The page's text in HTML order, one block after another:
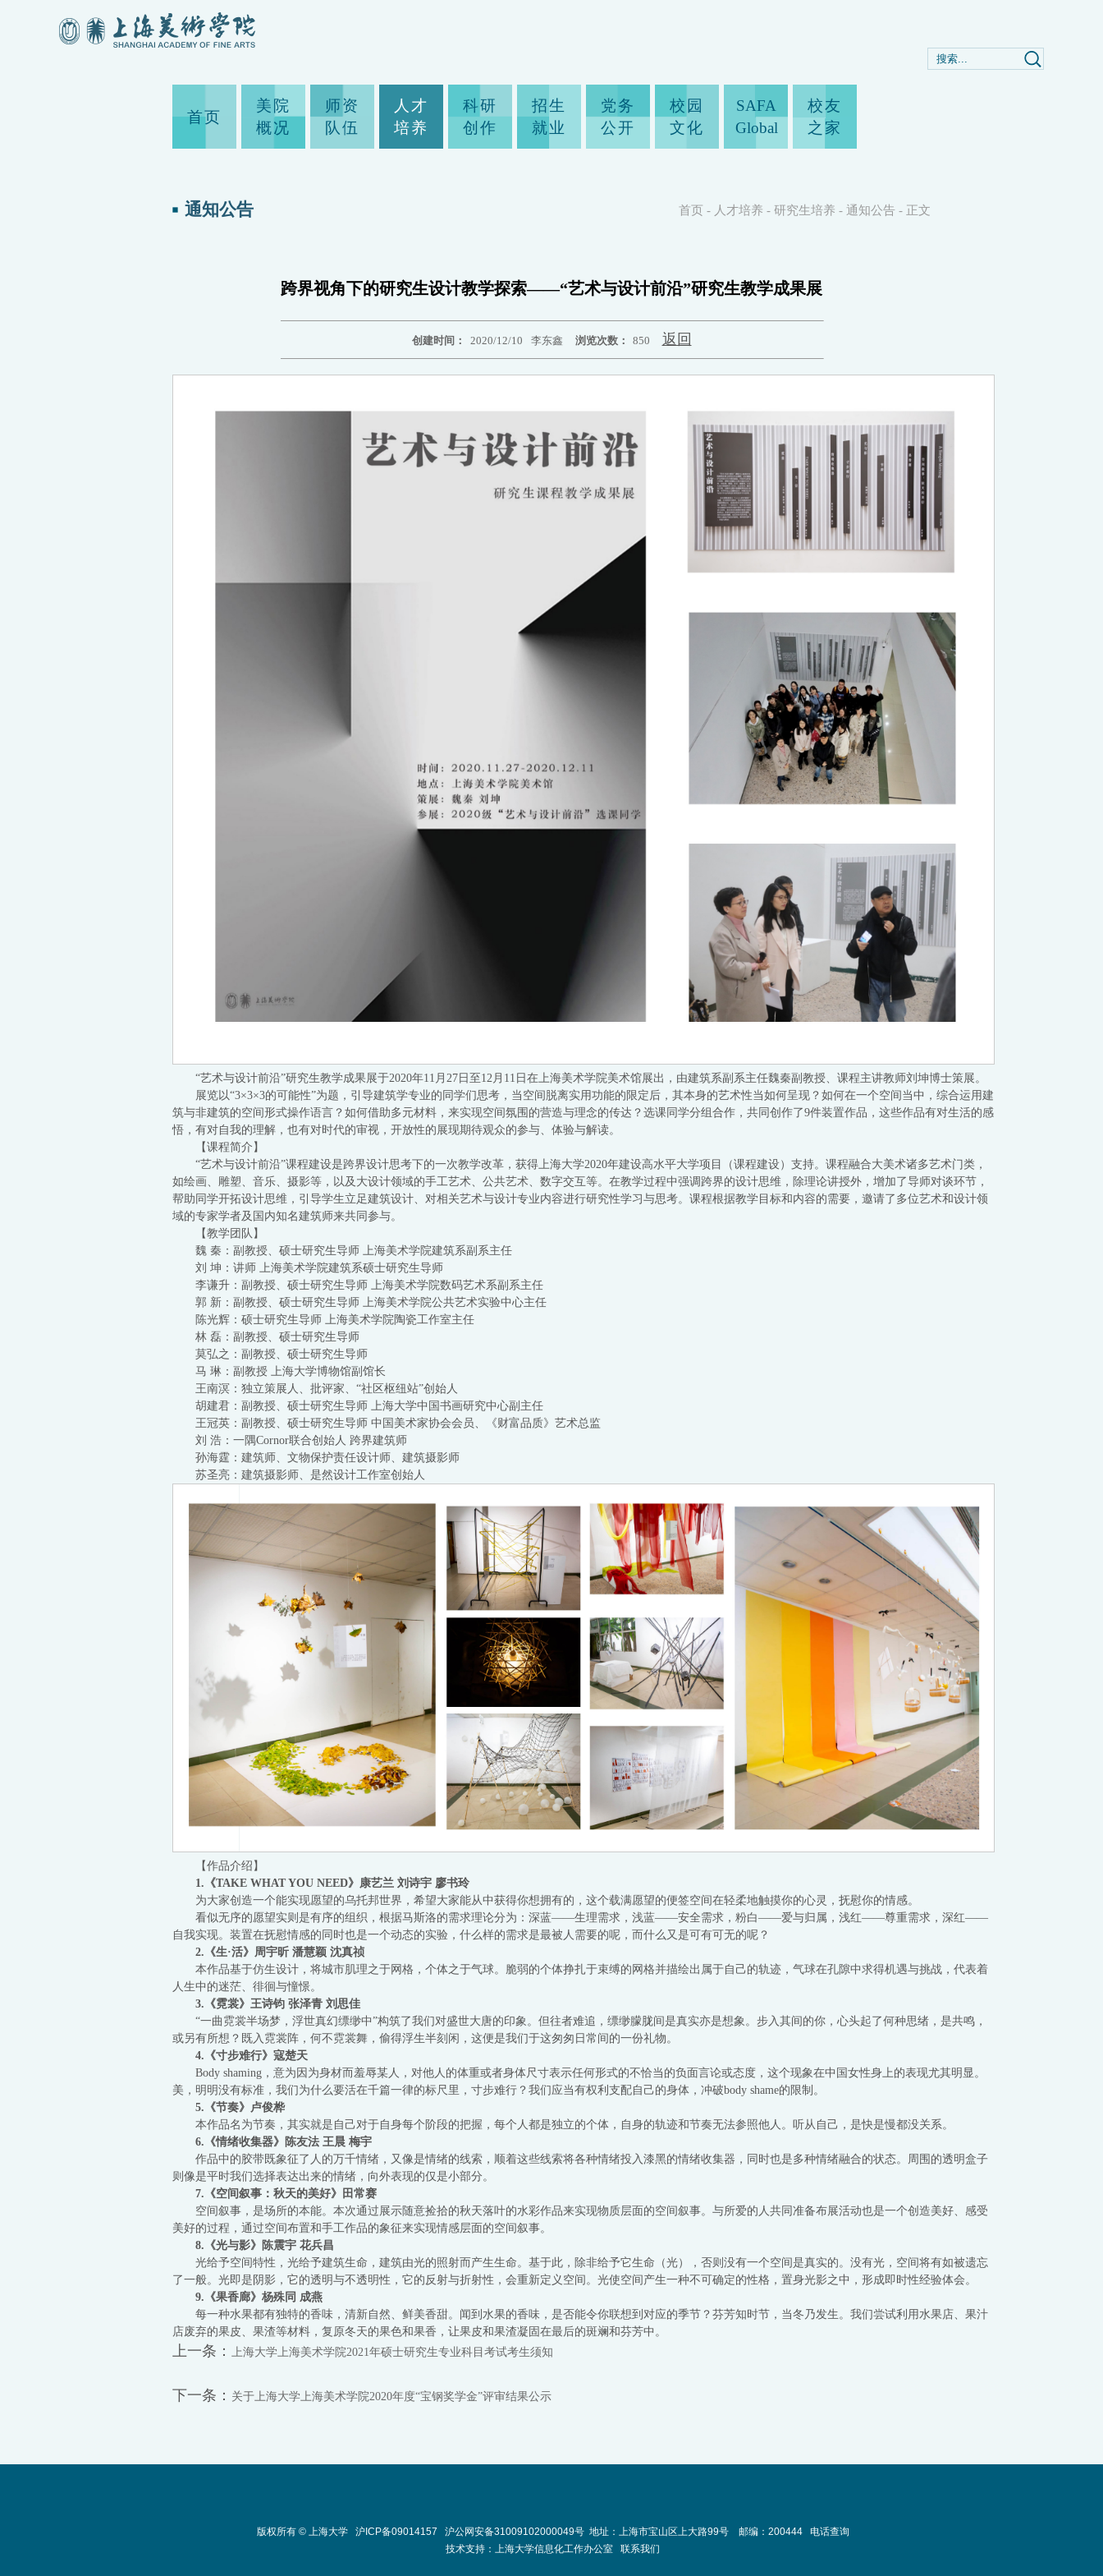
首页
美院
概况
师资
队伍
人才
培养
科研
创作
招生
就业
党务
公开
校园
文化
SAFA
Global
校友
之家
通知公告 首页 - 人才培养 - 研究生培养 - 通知公告 - 正文
跨界视角下的研究生设计教学探索——“艺术与设计前沿”研究生教学成果展
创建时间： 2020/12/10 李东鑫 浏览次数： 850 返回
“艺术与设计前沿”研究生教学成果展于2020年11月27日至12月11日在上海美术学院美术馆展出，由建筑系副系主任魏秦副教授、课程主讲教师刘坤博士策展。
展览以“3×3×3的可能性”为题，引导建筑学专业的同学们思考，当空间脱离实用功能的限定后，其本身的艺术性当如何呈现？如何在一个空间当中，综合运用建
筑与非建筑的空间形式操作语言？如何借助多元材料，来实现空间氛围的营造与理念的传达？选课同学分组合作，共同创作了9件装置作品，这些作品有对生活的感
悟，有对自我的理解，也有对时代的审视，开放性的展现期待观众的参与、体验与解读。
【课程简介】
“艺术与设计前沿”课程建设是跨界设计思考下的一次教学改革，获得上海大学2020年建设高水平大学项目（课程建设）支持。课程融合大美术诸多艺术门类，
如绘画、雕塑、音乐、摄影等，以及大设计领域的手工艺术、公共艺术、数字交互等。在教学过程中强调跨界的设计思维，除理论讲授外，增加了导师对谈环节，
帮助同学开拓设计思维，引导学生立足建筑设计、对相关艺术与设计专业内容进行研究性学习与思考。课程根据教学目标和内容的需要，邀请了多位艺术和设计领
域的专家学者及国内知名建筑师来共同参与。
【教学团队】
魏 秦：副教授、硕士研究生导师 上海美术学院建筑系副系主任
刘 坤：讲师 上海美术学院建筑系硕士研究生导师
李谦升：副教授、硕士研究生导师 上海美术学院数码艺术系副系主任
郭 新：副教授、硕士研究生导师 上海美术学院公共艺术实验中心主任
陈光辉：硕士研究生导师 上海美术学院陶瓷工作室主任
林 磊：副教授、硕士研究生导师
莫弘之：副教授、硕士研究生导师
马 琳：副教授 上海大学博物馆副馆长
王南溟：独立策展人、批评家、“社区枢纽站”创始人
胡建君：副教授、硕士研究生导师 上海大学中国书画研究中心副主任
王冠英：副教授、硕士研究生导师 中国美术家协会会员、《财富品质》艺术总监
刘 浩：一隅Cornor联合创始人 跨界建筑师
孙海霆：建筑师、文物保护责任设计师、建筑摄影师
苏圣亮：建筑摄影师、是然设计工作室创始人
【作品介绍】
1.《TAKE WHAT YOU NEED》 康艺兰 刘诗宇 廖书玲
为大家创造一个能实现愿望的乌托邦世界，希望大家能从中获得你想拥有的，这个载满愿望的便签空间在轻柔地触摸你的心灵，抚慰你的情感。
看似无序的愿望实则是有序的组织，根据马斯洛的需求理论分为：深蓝——生理需求，浅蓝——安全需求，粉白——爱与归属，浅红——尊重需求，深红——
自我实现。装置在抚慰情感的同时也是一个动态的实验，什么样的需求是最被人需要的呢，而什么又是可有可无的呢？
2.《生·活》 周宇昕 潘慧颖 沈真祯
本作品基于仿生设计，将城市肌理之于网格，个体之于气球。脆弱的个体挣扎于束缚的网格并描绘出属于自己的轨迹，气球在孔隙中求得机遇与挑战，代表着
人生中的迷茫、徘徊与憧憬。
3.《霓裳》 王诗钧 张泽青 刘思佳
“一曲霓裳半场梦，浮世真幻缥缈中”构筑了我们对盛世大唐的印象。但往者难追，缥缈朦胧间是真实亦是想象。步入其间的你，心头起了何种思绪，是共鸣，
或另有所想？既入霓裳阵，何不霓裳舞，偷得浮生半刻闲，这便是我们于这匆匆日常间的一份礼物。
4.《寸步难行》 寇楚天
Body shaming，意为因为身材而羞辱某人，对他人的体重或者身体尺寸表示任何形式的不恰当的负面言论或态度，这个现象在中国女性身上的表现尤其明显。
美，明明没有标准，我们为什么要活在千篇一律的标尺里，寸步难行？我们应当有权利支配自己的身体，冲破body shame的限制。
5.《节奏》 卢俊桦
本作品名为节奏，其实就是自己对于自身每个阶段的把握，每个人都是独立的个体，自身的轨迹和节奏无法参照他人。听从自己，是快是慢都没关系。
6.《情绪收集器》 陈友法 王晨 梅宇
作品中的胶带既象征了人的万千情绪，又像是情绪的线索，顺着这些线索将各种情绪投入漆黑的情绪收集器，同时也是多种情绪融合的状态。周围的透明盒子
则像是平时我们选择表达出来的情绪，向外表现的仅是小部分。
7.《空间叙事：秋天的美好》田常赛
空间叙事，是场所的本能。本次通过展示随意捡拾的秋天落叶的水彩作品来实现物质层面的空间叙事。与所爱的人共同准备布展活动也是一个创造美好、感受
美好的过程，通过空间布置和手工作品的象征来实现情感层面的空间叙事。
8.《光与影》 陈震宇 花兵昌
光给予空间特性，光给予建筑生命，建筑由光的照射而产生生命。基于此，除非给予它生命（光），否则没有一个空间是真实的。没有光，空间将有如被遗忘
了一般。光即是阴影，它的透明与不透明性，它的反射与折射性，会重新定义空间。光使空间产生一种不可确定的性格，置身光影之中，形成即时性经验体会。
9.《果香廊》 杨殊同 成燕
每一种水果都有独特的香味，清新自然、鲜美香甜。闻到水果的香味，是否能令你联想到对应的季节？芬芳知时节，当冬乃发生。我们尝试利用水果店、果汁
店废弃的果皮、果渣等材料，复原冬天的果色和果香，让果皮和果渣凝固在最后的斑斓和芬芳中。
上一条： 上海大学上海美术学院2021年硕士研究生专业科目考试考生须知
下一条： 关于上海大学上海美术学院2020年度“宝钢奖学金”评审结果公示
版权所有 ©上海大学 沪ICP备09014157 沪公网安备31009102000049号地址：上海市宝山区上大路99号 邮编：200444 电话查询
技术支持： 上海大学信息化工作办公室 联系我们